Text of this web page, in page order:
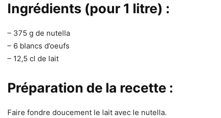
Ingrédients (pour 1 litre) :
– 375 g de nutella
– 6 blancs d’oeufs
– 12,5 cl de lait
Préparation de la recette :
Faire fondre doucement le lait avec le nutella.